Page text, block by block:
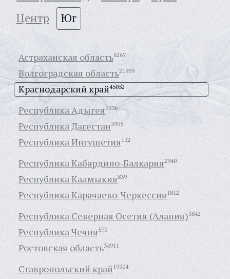
Центр
Юг
Астраханская область6267
Волгоградская область21959
Краснодарский край45052
Республика Адыгея3336
Республика Дагестан3905
Республика Ингушетия132
Республика Кабардино-Балкария2940
Республика Калмыкия839
Республика Карачаево-Черкессия1812
Республика Северная Осетия (Алания)3842
Республика Чечня570
Ростовская область34911
Ставропольский край19304